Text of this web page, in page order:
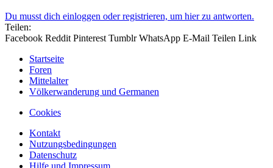
Du musst dich einloggen oder registrieren, um hier zu antworten.
Teilen:
Facebook Reddit Pinterest Tumblr WhatsApp E-Mail Teilen Link
Startseite
Foren
Mittelalter
Völkerwanderung und Germanen
Cookies
Kontakt
Nutzungsbedingungen
Datenschutz
Hilfe und Impressum